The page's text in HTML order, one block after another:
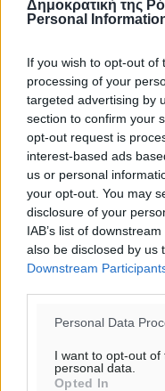
Δημοκρατική της
Personal
If you wish to opt-out of
processing of your
targeted advertising by
section to confirm your
opt-out request is
interest-based ads
us or personal
your opt-out. You may
disclosure of your
IAB’s list of
also be disclosed by us
Downstream
Personal Data
I want to opt-out
personal data.
Opted In
ΤΕ